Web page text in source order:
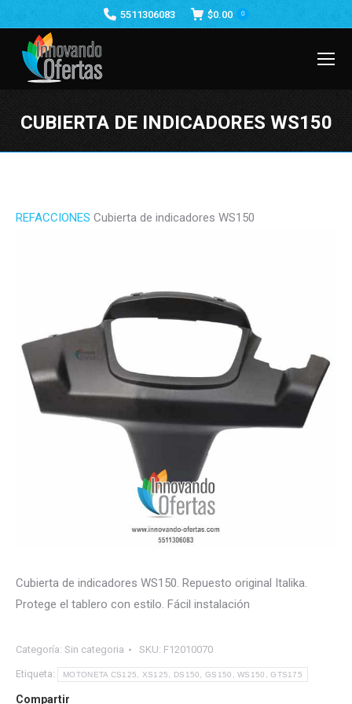
5511306083 $0.00 0
CUBIERTA DE INDICADORES WS150
REFACCIONES Cubierta de indicadores WS150
Cubierta de indicadores WS150. Repuesto original Italika.
Protege el tablero con estilo. Fácil instalación
Categoría: Sin categoria SKU: F12010070
Etiqueta: MOTONETA CS125, XS125, DS150, GS150, WS150, GTS175
Compartir